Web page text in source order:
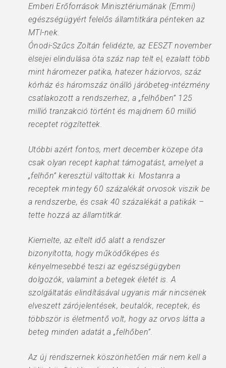
Emberi Erőforrások Minisztériumának (Emmi)
egészségügyért felelős államtitkára pénteken az
MTI-nek.
Ónodi-Szűcs Zoltán felidézte, az EESZT november
elsejei elindulása óta száz nap telt el, ezalatt több
mint háromezer patika, hatezer háziorvos, száz
kórház és háromszáz önálló járóbeteg-intézmény
csatlakozott a rendszerhez, a „felhőben” 125
millió tranzakció történt és majdnem 60 millió
receptet rögzítettek.
Utóbbi azért fontos, mert december közepe óta
csak olyan recept kaphat támogatást, amelyet a
„felhőn” keresztül váltottak ki. Mostanra a
receptek mintegy 60 százalékát orvosok viszik be
a rendszerbe, és csak 40 százalékát a patikák –
tette hozzá az államtitkár.
Kiemelte, az eltelt idő alatt a rendszer
bizonyította, hogy működőképes és
kényelmesebbé teszi az egészségügyben
dolgozók, valamint a betegek életét is. A
szolgáltatás elindításával ugyanis már nincsenek
elveszett zárójelentések, beutalók, receptek, és
többször is életmentő volt, hogy az orvos látta a
beteg minden adatát a „felhőben”.
Az új rendszernek köszönhetően már nem kell a